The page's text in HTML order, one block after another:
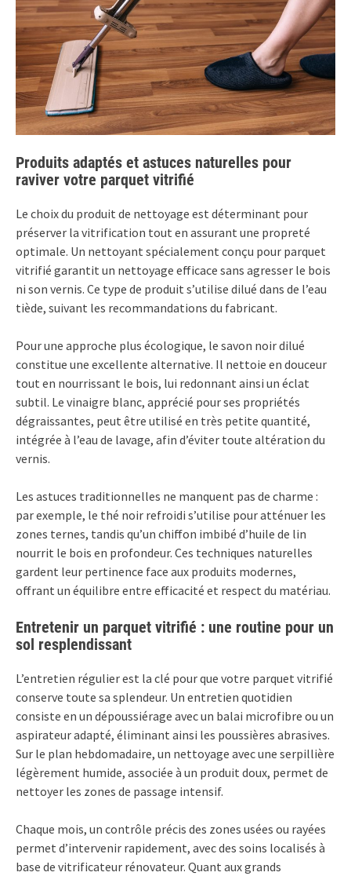
Produits adaptés et astuces naturelles pour
raviver votre parquet vitrifié
Le choix du produit de nettoyage est déterminant pour
préserver la vitrification tout en assurant une propreté
optimale. Un nettoyant spécialement conçu pour parquet
vitrifié garantit un nettoyage efficace sans agresser le bois
ni son vernis. Ce type de produit s’utilise dilué dans de l’eau
tiède, suivant les recommandations du fabricant.
Pour une approche plus écologique, le savon noir dilué
constitue une excellente alternative. Il nettoie en douceur
tout en nourrissant le bois, lui redonnant ainsi un éclat
subtil. Le vinaigre blanc, apprécié pour ses propriétés
dégraissantes, peut être utilisé en très petite quantité,
intégrée à l’eau de lavage, afin d’éviter toute altération du
vernis.
Les astuces traditionnelles ne manquent pas de charme :
par exemple, le thé noir refroidi s’utilise pour atténuer les
zones ternes, tandis qu’un chiffon imbibé d’huile de lin
nourrit le bois en profondeur. Ces techniques naturelles
gardent leur pertinence face aux produits modernes,
offrant un équilibre entre efficacité et respect du matériau.
Entretenir un parquet vitrifié : une routine pour un
sol resplendissant
L’entretien régulier est la clé pour que votre parquet vitrifié
conserve toute sa splendeur. Un entretien quotidien
consiste en un dépoussiérage avec un balai microfibre ou un
aspirateur adapté, éliminant ainsi les poussières abrasives.
Sur le plan hebdomadaire, un nettoyage avec une serpillière
légèrement humide, associée à un produit doux, permet de
nettoyer les zones de passage intensif.
Chaque mois, un contrôle précis des zones usées ou rayées
permet d’intervenir rapidement, avec des soins localisés à
base de vitrificateur rénovateur. Quant aux grands